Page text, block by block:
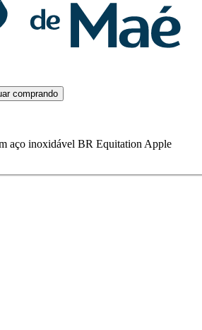
comprando
aço inoxidável BR Equitation Apple